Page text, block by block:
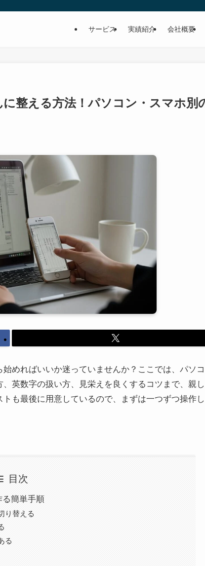
サービス 実績紹介 会社概要
整える方法！パソコン・スマホ別
めればいいか迷っていませんか？ここでは、パソコ
英数字の扱い方、見栄えを良くするコツまで、親し
も最後に用意しているので、まずは一つずつ操作し
目次
る簡単手順
り替える
る